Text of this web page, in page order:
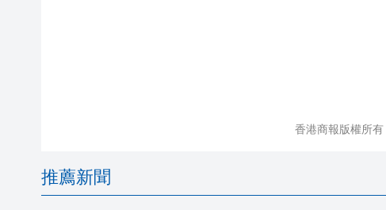
香港商報版權所有
推薦新聞